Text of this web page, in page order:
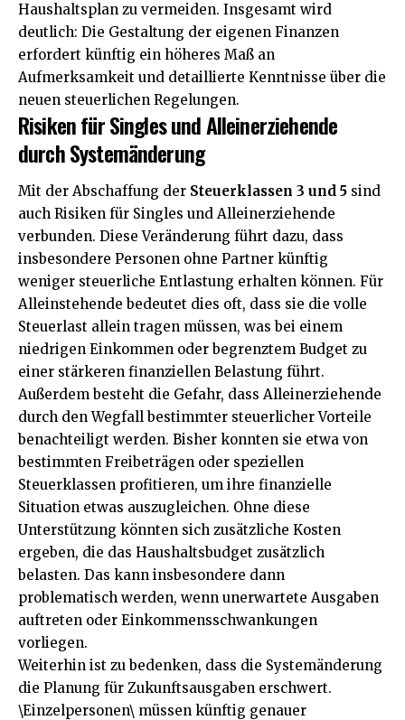
Haushaltsplan zu vermeiden. Insgesamt wird
deutlich: Die Gestaltung der eigenen Finanzen
erfordert künftig ein höheres Maß an
Aufmerksamkeit und detaillierte Kenntnisse über die
neuen steuerlichen Regelungen.
Risiken für Singles und Alleinerziehende
durch Systemänderung
Mit der Abschaffung der Steuerklassen 3 und 5 sind
auch Risiken für Singles und Alleinerziehende
verbunden. Diese Veränderung führt dazu, dass
insbesondere Personen ohne Partner künftig
weniger steuerliche Entlastung erhalten können. Für
Alleinstehende bedeutet dies oft, dass sie die volle
Steuerlast allein tragen müssen, was bei einem
niedrigen Einkommen oder begrenztem Budget zu
einer stärkeren finanziellen Belastung führt.
Außerdem besteht die Gefahr, dass Alleinerziehende
durch den Wegfall bestimmter steuerlicher Vorteile
benachteiligt werden. Bisher konnten sie etwa von
bestimmten Freibeträgen oder speziellen
Steuerklassen profitieren, um ihre finanzielle
Situation etwas auszugleichen. Ohne diese
Unterstützung könnten sich zusätzliche Kosten
ergeben, die das Haushaltsbudget zusätzlich
belasten. Das kann insbesondere dann
problematisch werden, wenn unerwartete Ausgaben
auftreten oder Einkommensschwankungen
vorliegen.
Weiterhin ist zu bedenken, dass die Systemänderung
die Planung für Zukunftsausgaben erschwert.
\Einzelpersonen\ müssen künftig genauer